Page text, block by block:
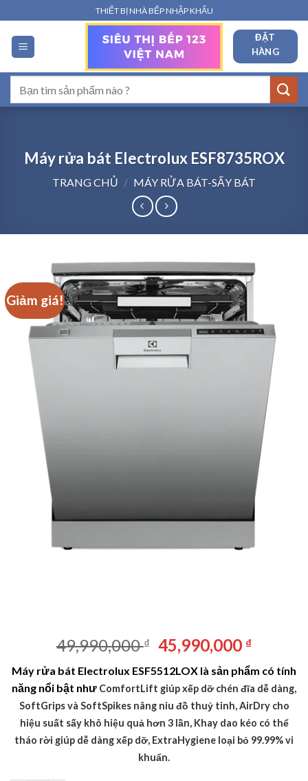
qua
nội
dung
THIẾT BỊ NHÀ BẾP NHẬP KHẨU
ĐẶT
HÀNG
kiếm:
Máy rửa bát Electrolux ESF8735ROX
TRANG CHỦ / MÁY RỬA BÁT-SẤY BÁT
Giảm giá!
49,990,000₫ Giá
gốc
là:
49,990,000 ₫.
45,990,000 ₫Giá
tại
là:
Máy rửa bát Electrolux ESF5512LOX là sản phẩm có tính
năng nổi bật như ComfortLift giúp xếp dỡ chén đĩa dễ dàng,
SoftGrips và SoftSpikes nâng niu đồ thuỷ tinh,AirDry cho
hiệu suất sấy khô hiệu quả hơn 3 lần, Khay dao kéo có thể
tháo rời giúp dễ dàng xếp dỡ, ExtraHygiene loại bỏ 99.99% vi
khuẩn.